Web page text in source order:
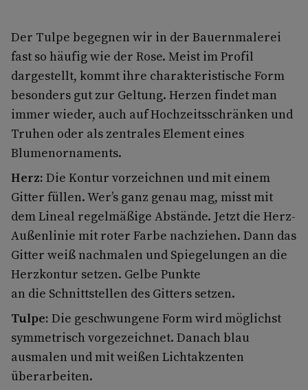
Der Tulpe begegnen wir in der Bauernmalerei
fast so häufig wie der Rose. Meist im Profil
dargestellt, kommt ihre charakteristische Form
besonders gut zur Geltung. Herzen findet man
immer wieder, auch auf Hochzeitsschränken und
Truhen oder als zentrales Element eines
Blumenornaments.
Herz: Die Kontur vorzeichnen und mit einem
Gitter füllen. Wer’s ganz genau mag, misst mit
dem Lineal regelmäßige Abstände. Jetzt die Herz-
Außenlinie mit roter Farbe nachziehen. Dann das
Gitter weiß nachmalen und Spiegelungen an die
Herzkontur setzen. Gelbe Punkte
an die Schnittstellen des Gitters setzen.
Tulpe: Die geschwungene Form wird möglichst
symmetrisch vorgezeichnet. Danach blau
ausmalen und mit weißen Lichtakzenten
überarbeiten.